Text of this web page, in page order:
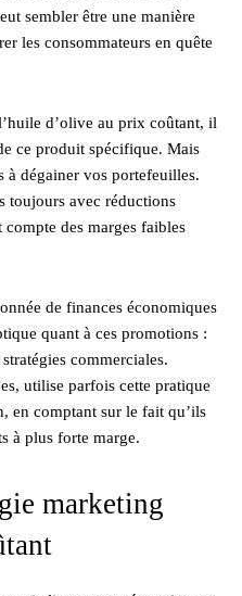
sembler être une manière
les consommateurs en quête
d’olive au prix coûtant, il
ce produit spécifique. Mais
à dégainer vos portefeuilles.
toujours avec réductions
des marges faibles
de finances économiques
quant à ces promotions :
commerciales.
utilise parfois cette pratique
en comptant sur le fait qu’ils
à plus forte marge.
marketing